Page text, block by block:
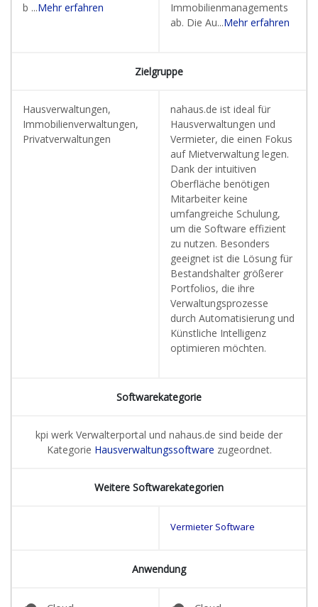
b ...Mehr erfahren
Immobilienmanagements
ab. Die Au...Mehr erfahren
Zielgruppe
Hausverwaltungen,
Immobilienverwaltungen,
Privatverwaltungen
nahaus.de ist ideal für
Hausverwaltungen und
Vermieter, die einen Fokus
auf Mietverwaltung legen.
Dank der intuitiven
Oberfläche benötigen
Mitarbeiter keine
umfangreiche Schulung,
um die Software effizient
zu nutzen. Besonders
geeignet ist die Lösung für
Bestandshalter größerer
Portfolios, die ihre
Verwaltungsprozesse
durch Automatisierung und
Künstliche Intelligenz
optimieren möchten.
Softwarekategorie
kpi werk Verwalterportal und nahaus.de sind beide der
Kategorie Hausverwaltungssoftware zugeordnet.
Weitere Softwarekategorien
Vermieter Software
Anwendung